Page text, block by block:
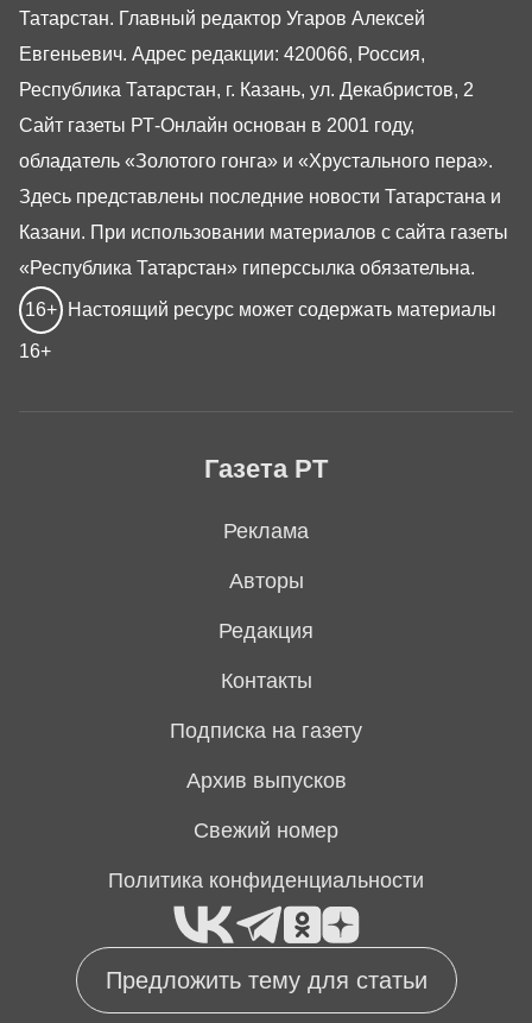
Предложить тему для статьи
Газета РТ
Реклама
Авторы
Редакция
Контакты
Подписка на газету
Архив выпусков
Свежий номер
Политика конфиденциальности
Татарстан. Главный редактор Угаров Алексей
Евгеньевич. Адрес редакции: 420066, Россия,
Республика Татарстан, г. Казань, ул. Декабристов, 2
Сайт газеты РТ-Онлайн основан в 2001 году,
обладатель «Золотого гонга» и «Хрустального пера».
Здесь представлены последние новости Татарстана и
Казани. При использовании материалов с сайта газеты
«Республика Татарстан» гиперссылка обязательна.
16+ Настоящий ресурс может содержать материалы
16+